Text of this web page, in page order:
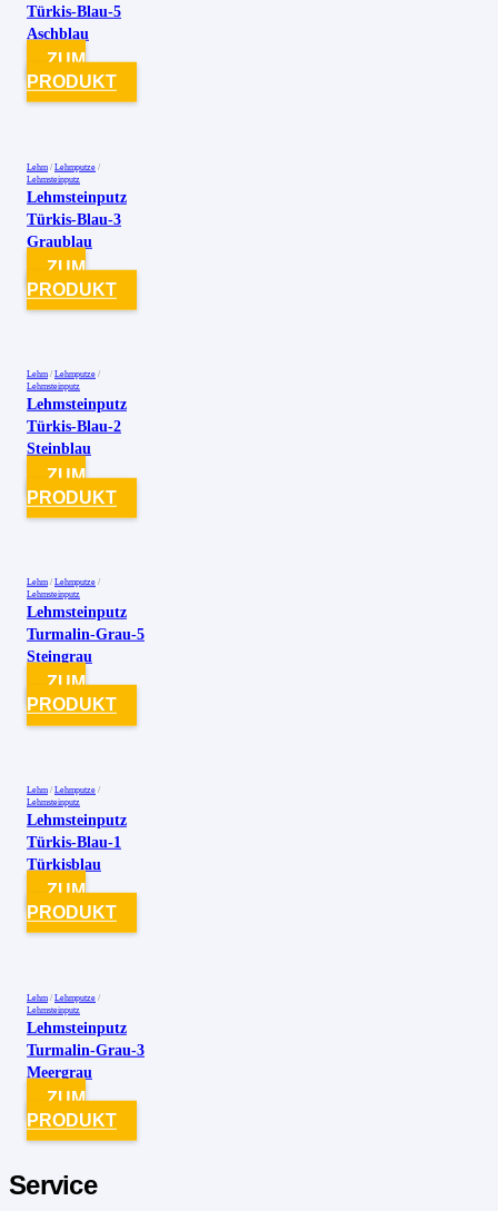
Türkis-Blau-5
Aschblau
ZUM
PRODUKT
Lehm / Lehmputze /
Lehmsteinputz
Lehmsteinputz
Türkis-Blau-3
Graublau
ZUM
PRODUKT
Lehm / Lehmputze /
Lehmsteinputz
Lehmsteinputz
Türkis-Blau-2
Steinblau
ZUM
PRODUKT
Lehm / Lehmputze /
Lehmsteinputz
Lehmsteinputz
Turmalin-Grau-5
Steingrau
ZUM
PRODUKT
Lehm / Lehmputze /
Lehmsteinputz
Lehmsteinputz
Türkis-Blau-1
Türkisblau
ZUM
PRODUKT
Lehm / Lehmputze /
Lehmsteinputz
Lehmsteinputz
Turmalin-Grau-3
Meergrau
ZUM
PRODUKT
Service